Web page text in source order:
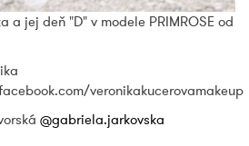
a jej deň "D" v modele PRIMROSE od
veronikakucerovamakeup
@gabriela.jarkovska